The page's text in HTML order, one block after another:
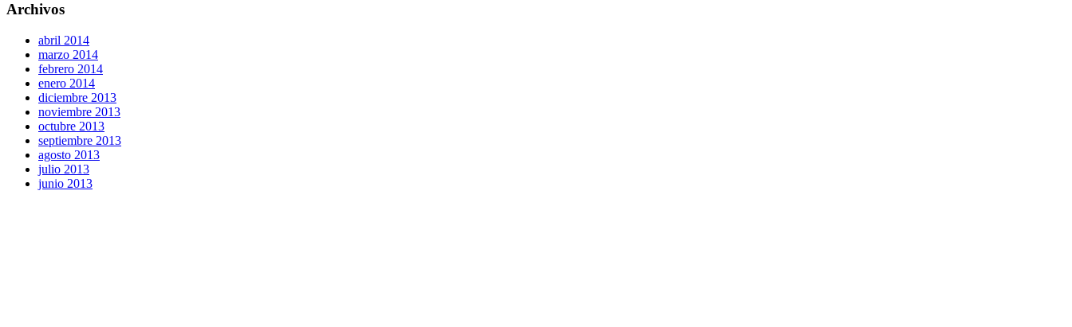
Archivos
abril 2014
marzo 2014
febrero 2014
enero 2014
diciembre 2013
noviembre 2013
octubre 2013
septiembre 2013
agosto 2013
julio 2013
junio 2013